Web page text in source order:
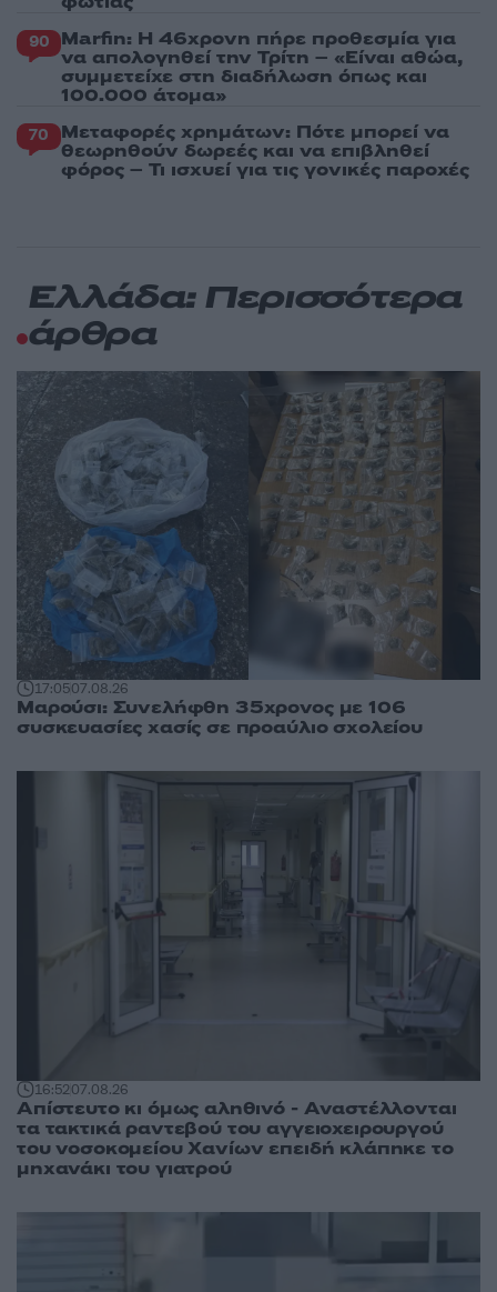
90 Marfin: Η 46χρονη πήρε προθεσμία για
να απολογηθεί την Τρίτη – «Είναι αθώα,
συμμετείχε στη διαδήλωση όπως και
100.000 άτομα»
70 Μεταφορές χρημάτων: Πότε μπορεί να
θεωρηθούν δωρεές και να επιβληθεί
φόρος – Τι ισχυεί για τις γονικές παροχές
Ελλάδα: Περισσότερα
άρθρα
17:0507.08.26
Μαρούσι: Συνελήφθη 35χρονος με 106
συσκευασίες χασίς σε προαύλιο σχολείου
16:5207.08.26
Απίστευτο κι όμως αληθινό - Aναστέλλονται
τα τακτικά ραντεβού του αγγειοχειρουργού
του νοσοκομείου Χανίων επειδή κλάπηκε το
μηχανάκι του γιατρού